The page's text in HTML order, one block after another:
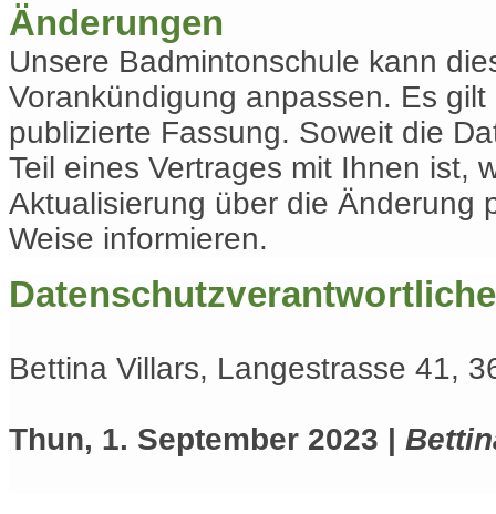
Änderungen
Unsere Badmintonschule kann
Vorankündigung anpassen. Es
publizierte Fassung. Soweit die
Teil eines Vertrages mit Ihnen ist,
Aktualisierung über die Änderung
Weise informieren.
Bettina Villars, Langestrasse 41,
Thun, 1. September 2023 |